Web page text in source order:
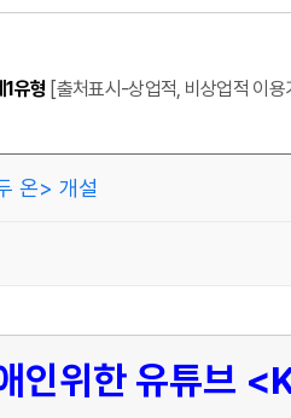
1유형 [출처표시-상업적, 비상업적 이
온> 개설
인위한 유튜브